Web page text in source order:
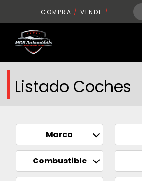
COMPRA / VENDE /
Listado Coches
Marca
Combustible